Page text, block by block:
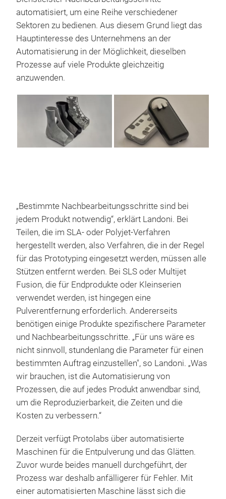
automatisiert, um eine Reihe verschiedener
Sektoren zu bedienen. Aus diesem Grund liegt das
Hauptinteresse des Unternehmens an der
Automatisierung in der Möglichkeit, dieselben
Prozesse auf viele Produkte gleichzeitig
anzuwenden.
„Bestimmte Nachbearbeitungsschritte sind bei
jedem Produkt notwendig“, erklärt Landoni. Bei
Teilen, die im SLA- oder Polyjet-Verfahren
hergestellt werden, also Verfahren, die in der Regel
für das Prototyping eingesetzt werden, müssen alle
Stützen entfernt werden. Bei SLS oder Multijet
Fusion, die für Endprodukte oder Kleinserien
verwendet werden, ist hingegen eine
Pulverentfernung erforderlich. Andererseits
benötigen einige Produkte spezifischere Parameter
und Nachbearbeitungsschritte. „Für uns wäre es
nicht sinnvoll, stundenlang die Parameter für einen
bestimmten Auftrag einzustellen", so Landoni. „Was
wir brauchen, ist die Automatisierung von
Prozessen, die auf jedes Produkt anwendbar sind,
um die Reproduzierbarkeit, die Zeiten und die
Kosten zu verbessern.“
Derzeit verfügt Protolabs über automatisierte
Maschinen für die Entpulverung und das Glätten.
Zuvor wurde beides manuell durchgeführt, der
Prozess war deshalb anfälligerer für Fehler. Mit
einer automatisierten Maschine lässt sich die